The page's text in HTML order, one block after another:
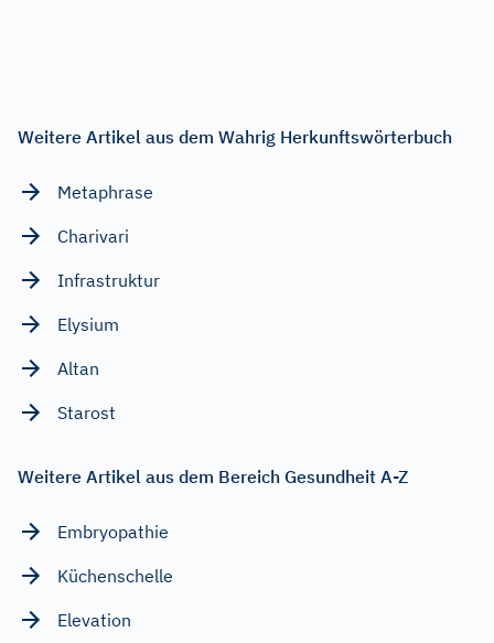
Weitere Artikel aus dem Wahrig Herkunftswörterbuch
Metaphrase
Charivari
Infrastruktur
Elysium
Altan
Starost
Weitere Artikel aus dem Bereich Gesundheit A-Z
Embryopathie
Küchenschelle
Elevation